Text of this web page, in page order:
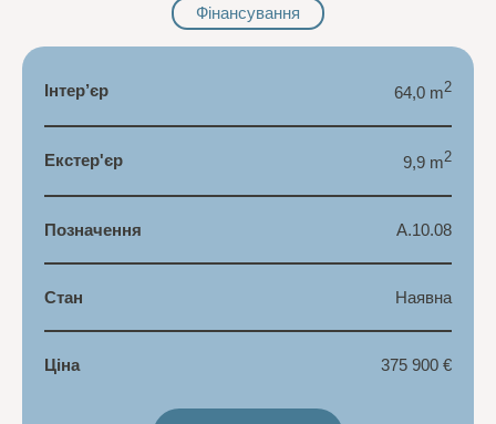
Фінансування
Інтер’єр 64,0 m2
Екстер'єр 9,9 m2
Позначення A.10.08
Стан Наявна
Ціна 375 900 €